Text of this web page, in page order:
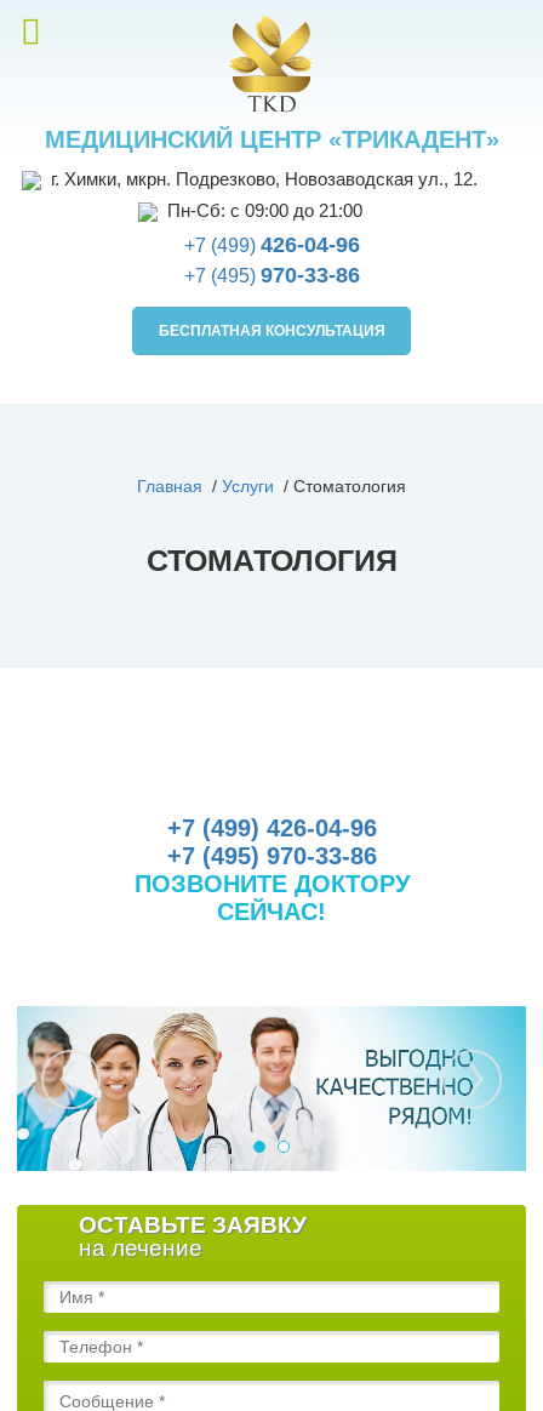
МЕДИЦИНСКИЙ ЦЕНТР «ТРИКАДЕНТ»
г. Химки, мкрн. Подрезково, Новозаводская ул., 12.
Пн-Сб: с 09:00 до 21:00
+7 (499) 426-04-96
+7 (495) 970-33-86
БЕСПЛАТНАЯ КОНСУЛЬТАЦИЯ
Главная / Услуги / Стоматология
СТОМАТОЛОГИЯ
+7 (499) 426-04-96
+7 (495) 970-33-86
ПОЗВОНИТЕ ДОКТОРУ
СЕЙЧАС!
ОСТАВЬТЕ ЗАЯВКУ
на лечение